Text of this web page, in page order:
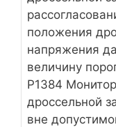
положения
напряжения
величину
Р1384
дроссельной
вне